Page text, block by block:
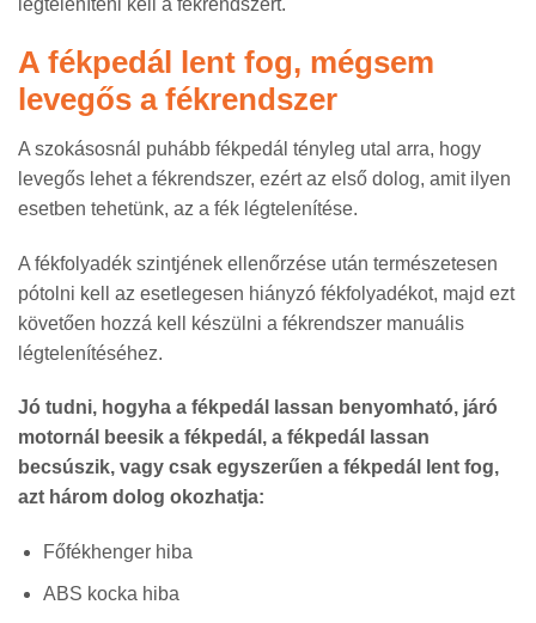
légteleníteni kell a fékrendszert.
A fékpedál lent fog, mégsem
levegős a fékrendszer
A szokásosnál puhább fékpedál tényleg utal arra, hogy
levegős lehet a fékrendszer, ezért az első dolog, amit ilyen
esetben tehetünk, az a fék légtelenítése.
A fékfolyadék szintjének ellenőrzése után természetesen
pótolni kell az esetlegesen hiányzó fékfolyadékot, majd ezt
követően hozzá kell készülni a fékrendszer manuális
légtelenítéséhez.
Jó tudni, hogyha a fékpedál lassan benyomható, járó
motornál beesik a fékpedál, a fékpedál lassan
becsúszik, vagy csak egyszerűen a fékpedál lent fog,
azt három dolog okozhatja:
Főfékhenger hiba
ABS kocka hiba